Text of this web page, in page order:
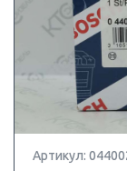
Артикул: